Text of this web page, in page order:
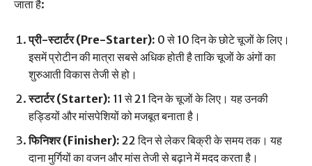
जाता है:
प्री-स्टार्टर (Pre-Starter): 0 से 10 दिन के छोटे चूजों के लिए।
इसमें प्रोटीन की मात्रा सबसे अधिक होती है ताकि चूजों के अंगों का
शुरुआती विकास तेजी से हो।
स्टार्टर (Starter): 11 से 21 दिन के चूजों के लिए। यह उनकी
हड्डियों और मांसपेशियों को मजबूत बनाता है।
फिनिशर (Finisher): 22 दिन से लेकर बिक्री के समय तक। यह
दाना मुर्गियों का वजन और मांस तेजी से बढ़ाने में मदद करता है।